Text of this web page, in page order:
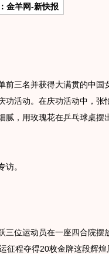
金羊网-新快报
三名并获得大满贯的中国
功活动。在庆功活动中，张
腻，用玫瑰花在乒乓球桌摆
。
运动员在一座四合院摆
征程夺得20枚金牌这段辉煌